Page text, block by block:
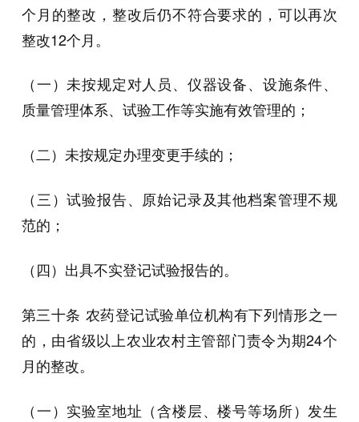
个月的整改，整改后仍不符合要求的，可以再次
整改12个月。
（一）未按规定对人员、仪器设备、设施条件、
质量管理体系、试验工作等实施有效管理的；
（二）未按规定办理变更手续的；
（三）试验报告、原始记录及其他档案管理不规
范的；
（四）出具不实登记试验报告的。
第三十条 农药登记试验单位机构有下列情形之⼀
的，由省级以上农业农村主管部门责令为期24个
月的整改。
（一）实验室地址（含楼层、楼号等场所）发生